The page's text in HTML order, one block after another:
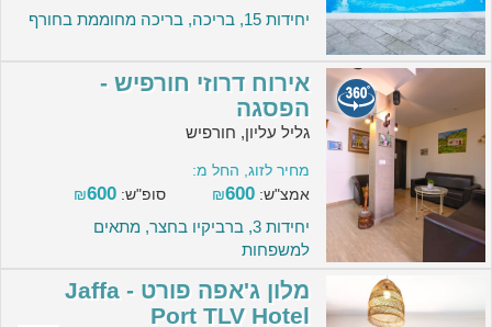
יחידות 15, בריכה, בריכה מחוממת בחורף
אירוח דרוזי חורפיש -
הפסגה
גליל עליון, חורפיש
מחיר לזוג, החל מ:
אמצ"ש:
₪600 סופ"ש: ₪600
יחידות 3, ברביקיו בחצר, מתאים
למשפחות
מלון ג'אפה פורט - Jaffa
Port TLV Hotel